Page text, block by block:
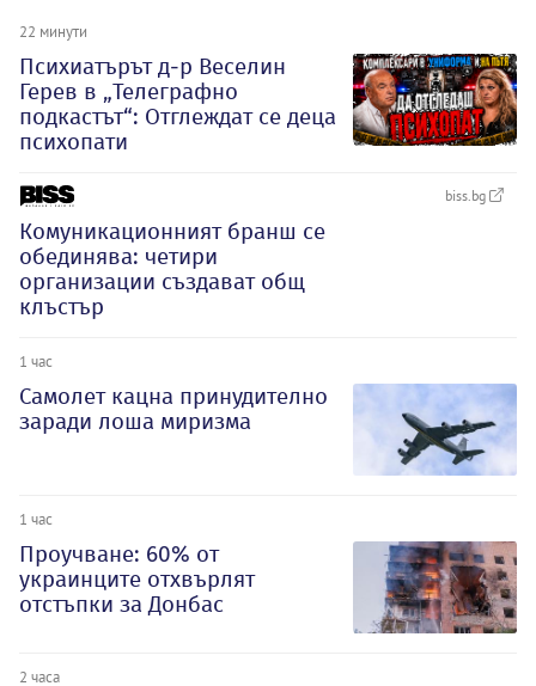
22 минути
Психиатърът д-р Веселин
Герев в „Телеграфно
подкастът“: Отглеждат се деца
психопати
biss.bg
Комуникационният бранш се
обединява: четири
организации създават общ
клъстър
1 час
Самолет кацна принудително
заради лоша миризма
1 час
Проучване: 60% от
украинците отхвърлят
отстъпки за Донбас
2 часа